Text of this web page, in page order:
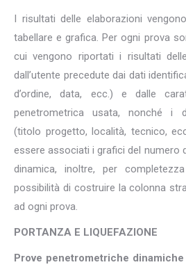
I risultati delle elaborazioni
tabellare e grafica. Per ogni prova
cui vengono riportati i risultati
dall’utente precedute dai dati
d’ordine, data, ecc.) e dalle
penetrometrica usata, nonché i
(titolo progetto, località, tecnico,
essere associati i grafici del numero
dinamica, inoltre, per
possibilità di costruire la colonna
ad ogni prova.
PORTANZA E LIQUEFAZIONE
Prove penetrometriche dinamiche